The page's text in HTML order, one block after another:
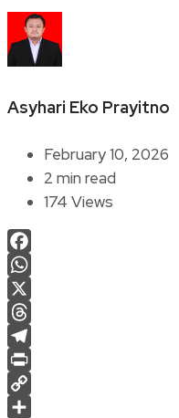
Asyhari Eko Prayitno
February 10, 2026
2 min read
174 Views
Facebook
WhatsApp
X
Threads
Telegram
Print
Copy